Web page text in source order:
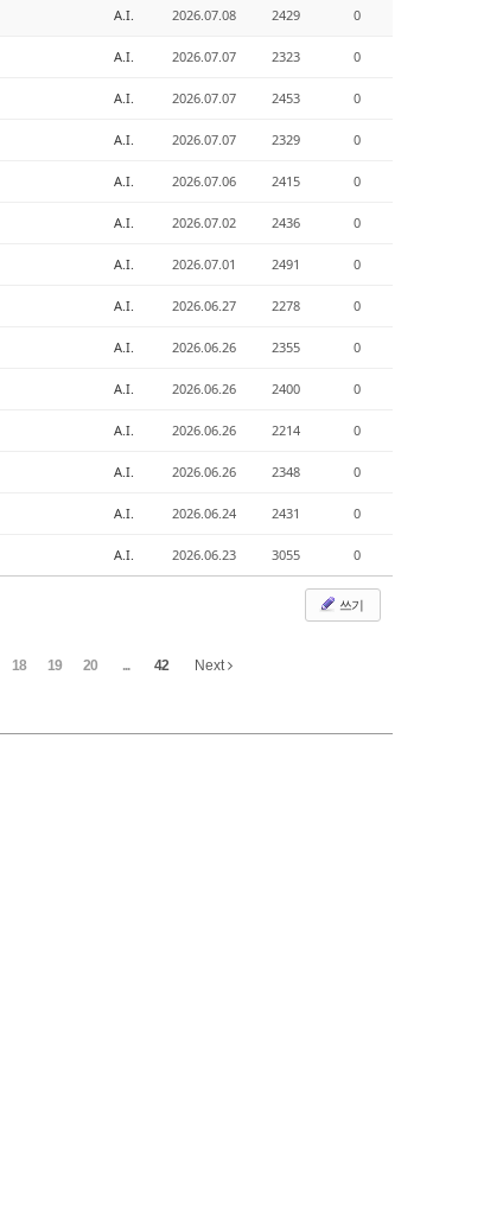
A.I. 2026.07.08 2429 0
A.I. 2026.07.07 2323 0
A.I. 2026.07.07 2453 0
A.I. 2026.07.07 2329 0
A.I. 2026.07.06 2415 0
A.I. 2026.07.02 2436 0
A.I. 2026.07.01 2491 0
A.I. 2026.06.27 2278 0
A.I. 2026.06.26 2355 0
A.I. 2026.06.26 2400 0
A.I. 2026.06.26 2214 0
A.I. 2026.06.26 2348 0
A.I. 2026.06.24 2431 0
A.I. 2026.06.23 3055 0
쓰기
18 19 20 ... 42 Next